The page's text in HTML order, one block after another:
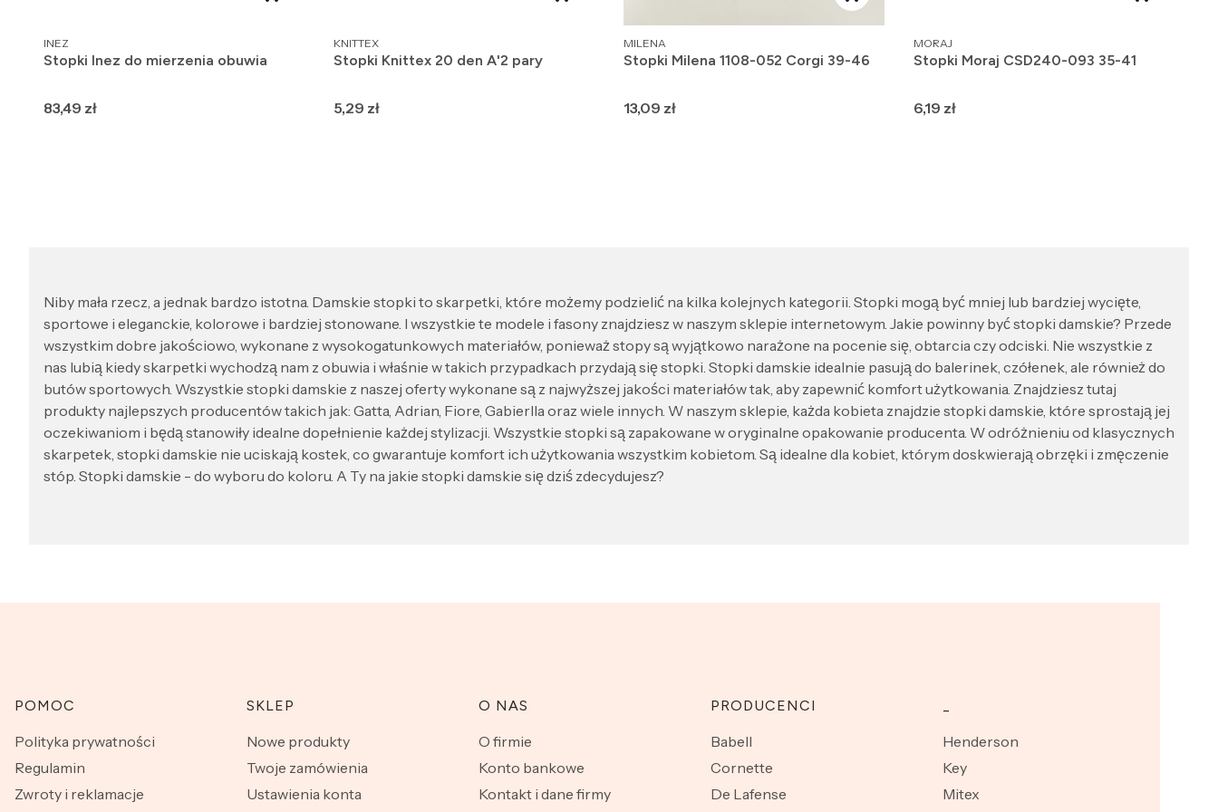
PRODUCENT
INEZ
Stopki Inez do mierzenia obuwia
Cena
83,49 zł
PRODUCENT
KNITTEX
Stopki Knittex 20 den A'2 pary
Cena
5,29 zł
PRODUCENT
MILENA
Stopki Milena 1108-052 Corgi 39-46
Cena
13,09 zł
PRODUCENT
MORAJ
Stopki Moraj CSD240-093 35-41
Cena
6,19 zł
Niby mała rzecz, a jednak bardzo istotna. Damskie stopki to skarpetki, które możemy podzielić na kilka kolejnych kategorii. Stopki mogą być mniej lub bardziej wycięte,
sportowe i eleganckie, kolorowe i bardziej stonowane. I wszystkie te modele i fasony znajdziesz w naszym sklepie internetowym. Jakie powinny być stopki damskie? Przede
wszystkim dobre jakościowo, wykonane z wysokogatunkowych materiałów, ponieważ stopy są wyjątkowo narażone na pocenie się, obtarcia czy odciski. Nie wszystkie z
nas lubią kiedy skarpetki wychodzą nam z obuwia i właśnie w takich przypadkach przydają się stopki. Stopki damskie idealnie pasują do balerinek, czółenek, ale również do
butów sportowych. Wszystkie stopki damskie z naszej oferty wykonane są z najwyższej jakości materiałów tak, aby zapewnić komfort użytkowania. Znajdziesz tutaj
produkty najlepszych producentów takich jak: Gatta, Adrian, Fiore, Gabierlla oraz wiele innych. W naszym sklepie, każda kobieta znajdzie stopki damskie, które sprostają jej
oczekiwaniom i będą stanowiły idealne dopełnienie każdej stylizacji. Wszystkie stopki są zapakowane w oryginalne opakowanie producenta. W odróżnieniu od klasycznych
skarpetek, stopki damskie nie uciskają kostek, co gwarantuje komfort ich użytkowania wszystkim kobietom. Są idealne dla kobiet, którym doskwierają obrzęki i zmęczenie
stóp. Stopki damskie - do wyboru do koloru. A Ty na jakie stopki damskie się dziś zdecydujesz?
Linki w stopce
POMOC
Polityka prywatności
Regulamin
Zwroty i reklamacje
SKLEP
Nowe produkty
Twoje zamówienia
Ustawienia konta
O NAS
O firmie
Konto bankowe
Kontakt i dane firmy
PRODUCENCI
Babell
Cornette
De Lafense
Henderson
Key
Mitex